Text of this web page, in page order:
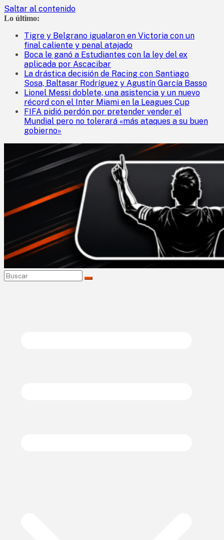
Saltar al contenido
Lo último:
Tigre y Belgrano igualaron en Victoria con un
final caliente y penal atajado
Boca le ganó a Estudiantes con la ley del ex
aplicada por Ascacibar
La drástica decisión de Racing con Santiago
Sosa, Baltasar Rodríguez y Agustín García Basso
Lionel Messi doblete, una asistencia y un nuevo
récord con el Inter Miami en la Leagues Cup
FIFA pidió perdón por pretender vender el
Mundial pero no tolerará «más ataques a su buen
gobierno»